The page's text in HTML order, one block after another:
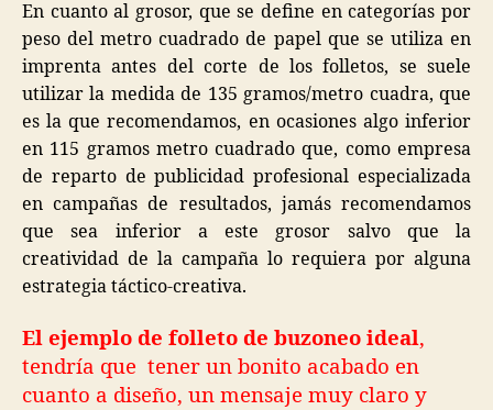
En cuanto al grosor, que se define en categorías por
peso del metro cuadrado de papel que se utiliza en
imprenta antes del corte de los folletos, se suele
utilizar la medida de 135 gramos/metro cuadra, que
es la que recomendamos, en ocasiones algo inferior
en 115 gramos metro cuadrado que, como empresa
de reparto de publicidad profesional especializada
en campañas de resultados, jamás recomendamos
que sea inferior a este grosor salvo que la
creatividad de la campaña lo requiera por alguna
estrategia táctico-creativa.
El ejemplo de folleto de buzoneo ideal,
tendría que tener un bonito acabado en
cuanto a diseño, un mensaje muy claro y